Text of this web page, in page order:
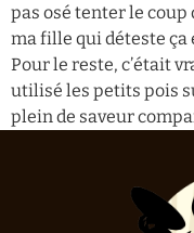
pas osé tenter le coup
ma fille qui déteste ça
Pour le reste, c’était
utilisé les petits pois
plein de saveur